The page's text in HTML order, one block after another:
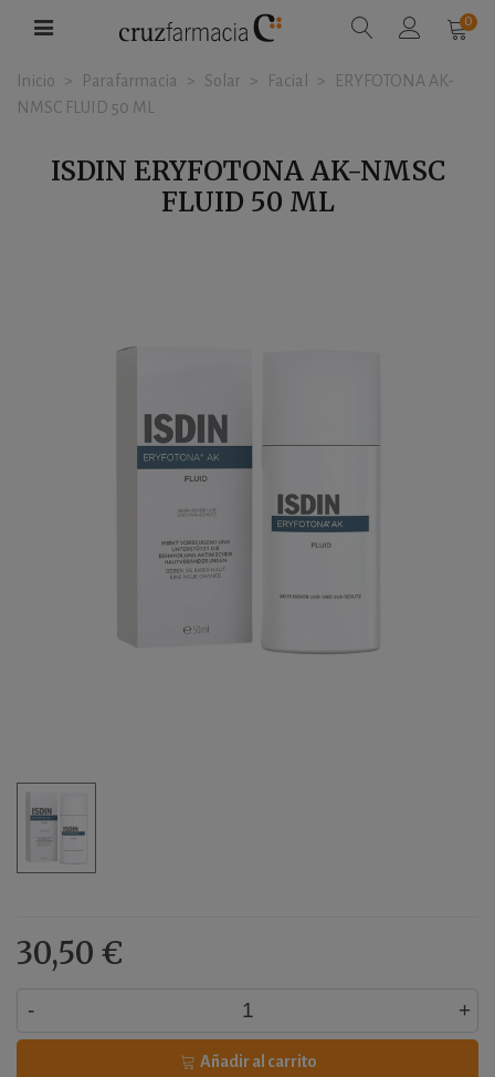
0
Inicio > Parafarmacia > Solar > Facial >
ERYFOTONA AK-
NMSC FLUID 50 ML
ISDIN ERYFOTONA AK-NMSC
FLUID 50 ML
30,50 €
- +
Añadir al carrito